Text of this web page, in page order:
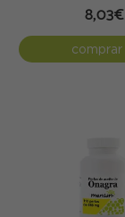
8,03€
comprar